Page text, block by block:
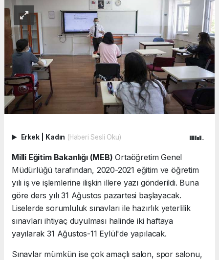
Erkek Kadın (Haberi Sesli Oku)
Milli Eğitim Bakanlığı (MEB) Ortaöğretim Genel
Müdürlüğü tarafından, 2020-2021 eğitim ve öğretim
yılı iş ve işlemlerine ilişkin illere yazı gönderildi. Buna
göre ders yılı 31 Ağustos pazartesi başlayacak.
Liselerde sorumluluk sınavları ile hazırlık yeterlilik
sınavları ihtiyaç duyulması halinde iki haftaya
yayılarak 31 Ağustos-11 Eylül'de yapılacak.
Sınavlar mümkün ise çok amaçlı salon, spor salonu,